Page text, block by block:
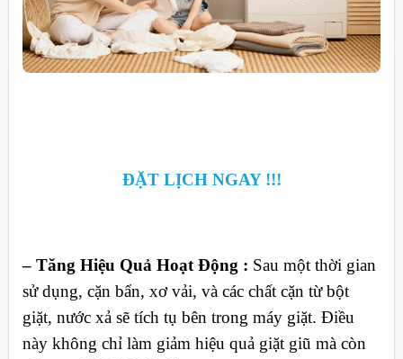
ĐẶT LỊCH NGAY !!!
– Tăng Hiệu Quả Hoạt Động : Sau một thời gian
sử dụng, cặn bẩn, xơ vải, và các chất cặn từ bột
giặt, nước xả sẽ tích tụ bên trong máy giặt. Điều
này không chỉ làm giảm hiệu quả giặt giũ mà còn